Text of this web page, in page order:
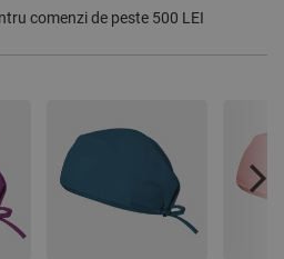
comenzi de peste 500 LEI